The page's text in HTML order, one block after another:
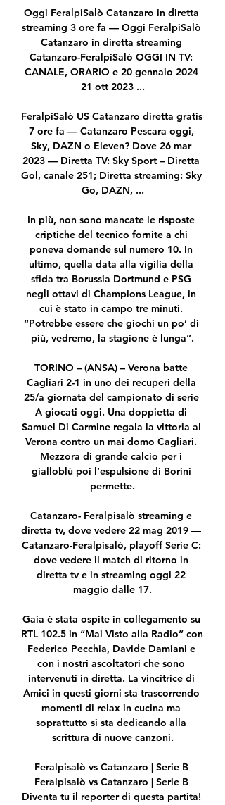
Oggi FeralpiSalò Catanzaro in diretta
streaming 3 ore fa — Oggi FeralpiSalò
Catanzaro in diretta streaming
Catanzaro-FeralpiSalò OGGI IN TV:
CANALE, ORARIO e 20 gennaio 2024
21 ott 2023 ...
FeralpiSalò US Catanzaro diretta gratis
7 ore fa — Catanzaro Pescara oggi,
Sky, DAZN o Eleven? Dove 26 mar
2023 — Diretta TV: Sky Sport – Diretta
Gol, canale 251; Diretta streaming: Sky
Go, DAZN, ...
In più, non sono mancate le risposte
criptiche del tecnico fornite a chi
poneva domande sul numero 10. In
ultimo, quella data alla vigilia della
sfida tra Borussia Dortmund e PSG
negli ottavi di Champions League, in
cui è stato in campo tre minuti.
“Potrebbe essere che giochi un po’ di
più, vedremo, la stagione è lunga”.
TORINO – (ANSA) – Verona batte
Cagliari 2-1 in uno dei recuperi della
25/a giornata del campionato di serie
A giocati oggi. Una doppietta di
Samuel Di Carmine regala la vittoria al
Verona contro un mai domo Cagliari.
Mezzora di grande calcio per i
gialloblù poi l’espulsione di Borini
permette.
Catanzaro- Feralpisalò streaming e
diretta tv, dove vedere 22 mag 2019 —
Catanzaro-Feralpisalò, playoff Serie C:
dove vedere il match di ritorno in
diretta tv e in streaming oggi 22
maggio dalle 17.
Gaia è stata ospite in collegamento su
RTL 102.5 in “Mai Visto alla Radio” con
Federico Pecchia, Davide Damiani e
con i nostri ascoltatori che sono
intervenuti in diretta. La vincitrice di
Amici in questi giorni sta trascorrendo
momenti di relax in cucina ma
soprattutto si sta dedicando alla
scrittura di nuove canzoni.
Feralpisalò vs Catanzaro | Serie B
Feralpisalò vs Catanzaro | Serie B
Diventa tu il reporter di questa partita!